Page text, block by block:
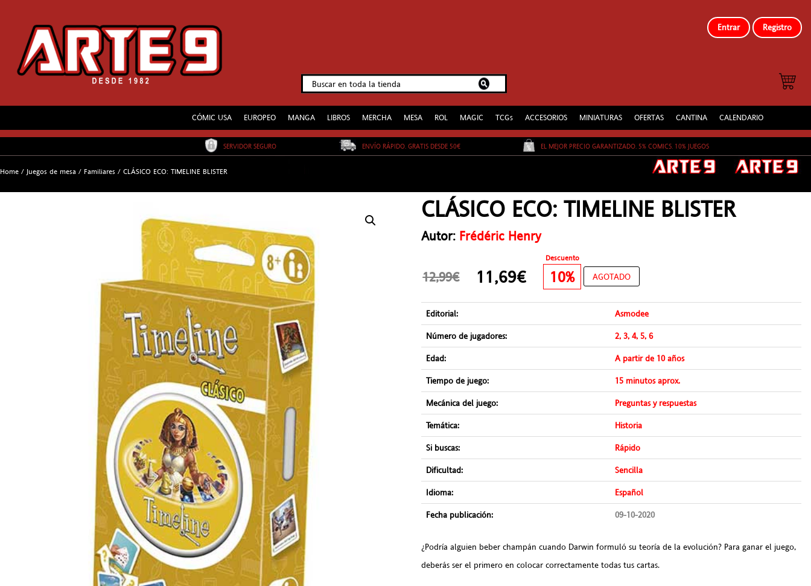
Entrar Registro
CÓMIC USA EUROPEO MANGA LIBROS MERCHA MESA ROL MAGIC TCGs ACCESORIOS MINIATURAS OFERTAS CANTINA CALENDARIO
SERVIDOR SEGURO ENVÍO RÁPIDO. GRATIS DESDE 50€ EL MEJOR PRECIO GARANTIZADO. 5% COMICS. 10% JUEGOS
Home / Juegos de mesa / Familiares / CLÁSICO ECO: TIMELINE BLISTER
CLÁSICO ECO: TIMELINE BLISTER
Autor: Frédéric Henry
Descuento
12,99€ 11,69€ 10% AGOTADO
Editorial:
Asmodee
Número de jugadores:
2, 3, 4, 5, 6
Edad:
A partir de 10 años
Tiempo de juego:
15 minutos aprox.
Mecánica del juego:
Preguntas y respuestas
Temática:
Historia
Si buscas:
Rápido
Dificultad:
Sencilla
Idioma:
Español
Fecha publicación:
09-10-2020
¿Podría alguien beber champán cuando Darwin formuló su teoría de la evolución? Para ganar el juego,
deberás ser el primero en colocar correctamente todas tus cartas.